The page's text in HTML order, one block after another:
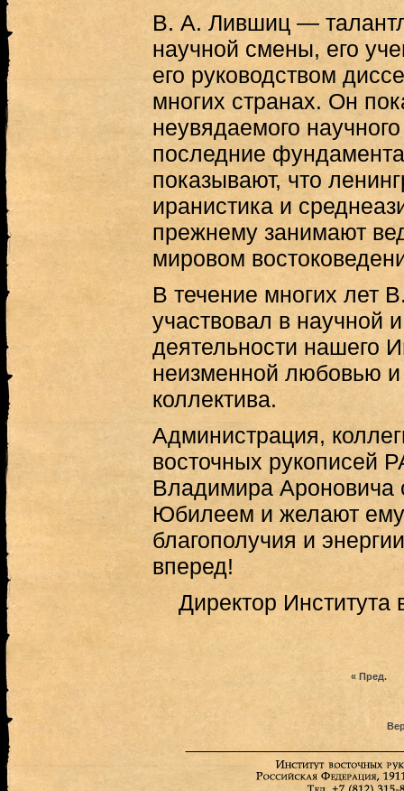
В. А. Лившиц —
научной смены, его
его руководством
многих странах. Он
неувядаемого
последние
показывают, что
иранистика и
прежнему занимают
мировом
В течение многих лет
участвовал в научной
деятельности нашего
неизменной любовью
коллектива.
Администрация,
восточных рукописей
Владимира Ароновича
Юбилеем и желают ему
благополучия и
вперед!
Директор
« Пред.